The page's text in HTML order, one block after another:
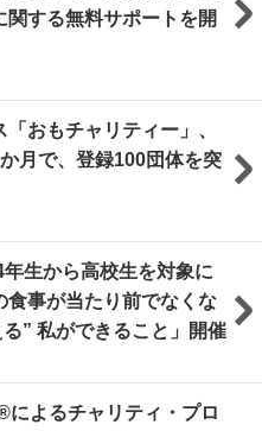
する無料サポートを開
おもチャリティー」、
月で、登録100団体を突
生から高校生を対象に
食事が当たり前でなくな
” 私ができること」開催
よるチャリティ・プロ